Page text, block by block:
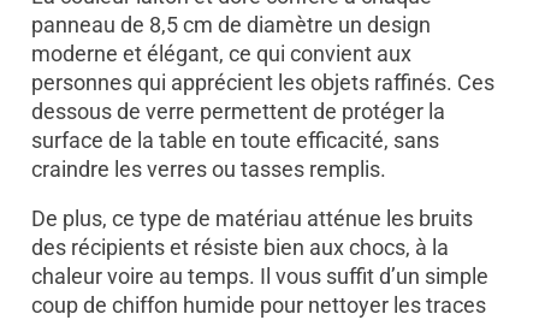
panneau de 8,5 cm de diamètre un design
moderne et élégant, ce qui convient aux
personnes qui apprécient les objets raffinés. Ces
dessous de verre permettent de protéger la
surface de la table en toute efficacité, sans
craindre les verres ou tasses remplis.
De plus, ce type de matériau atténue les bruits
des récipients et résiste bien aux chocs, à la
chaleur voire au temps. Il vous suffit d’un simple
coup de chiffon humide pour nettoyer les traces